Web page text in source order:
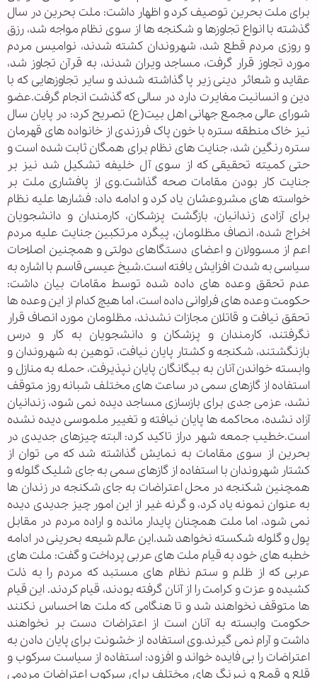
برای ملت بحرین توصیف کرد و اظهار داشت: ملت بحرین در سال
گذشته با انواع تجاوزها و شکنجه ها از سوی نظام مواجه شد، رزق
و روزی مردم قطع شد، شهروندان کشته شدند، نوامیس مردم
مورد تجاوز قرار گرفت، مساجد ویران شدند، به قرآن تجاوز شد،
عقاید و شعائر دینی زیر پا گذاشته شدند و سایر تجاوزهایی که با
دین و انسانیت مغایرت دارد در سالی که گذشت انجام گرفت.عضو
شورای عالی مجمع جهانی اهل بیت(ع) تصریح کرد: در پایان سال
نیز خاک منطقه ستره با خون پاک فرزندی از خانواده های قهرمان
ستره رنگین شد، جنایت های نظام برای همگان ثابت شده است و
حتی کمیته تحقیقی که از سوی آل خلیفه تشکیل شد نیز بر
جنایت کار بودن مقامات صحه گذاشت.وی از پافشاری ملت بر
خواسته های مشروعشان یاد کرد و ادامه داد: فشارها علیه نظام
برای آزادی زندانیان، بازگشت پزشکان، کارمندان و دانشجویان
اخراج شده، انصاف مظلومان، پیگرد مرتکبین جنایت علیه مردم
اعم از مسوولان و اعضای دستگاهای دولتی و همچنین اصلاحات
سیاسی به شدت افزایش یافته است.شیخ عیسی قاسم با اشاره به
عدم تحقق وعده های داده شده توسط مقامات بیان داشت:
حکومت وعده های فراوانی داده است، اما هیچ کدام از این وعده ها
تحقق نیافت و قاتلان مجازات نشدند، مظلومان مورد انصاف قرار
نگرفتند، کارمندان و پزشکان و دانشجویان به کار و درس
بازنگشتند، شکنجه و کشتار پایان نیافت، توهین به شهروندان و
وابسته خواندن آنان به بیگانگان پایان نپذیرفت، حمله به منازل و
استفاده از گازهای سمی در ساعت های مختلف شبانه روز متوقف
نشد، عزمی جدی برای بازسازی مساجد دیده نمی شود، زندانیان
آزاد نشده، محاکمه ها پایان نیافته و تغییر ملموسی دیده نشده
است.خطیب جمعه شهر دراز تاکید کرد: البته چیزهای جدیدی در
بحرین از سوی مقامات به نمایش گذاشته شد که می توان از
کشتار شهروندان با استفاده از گازهای سمی به جای شلیک گلوله و
همچنین شکنجه در محل اعتراضات به جای شکنجه در زندان ها
به عنوان نمونه یاد کرد، و گرنه غیر از این امور چیز جدیدی دیده
نمی شود، اما ملت همچنان پایدار مانده و اراده مردم در مقابل
پول و گلوله شکسته نخواهد شد.این عالم شیعه بحرینی در ادامه
خطبه های خود به قیام ملت های عربی پرداخت و گفت: ملت های
عربی که از ظلم و ستم نظام های مستبد که مردم را به ذلت
کشیده و عزت و کرامت را از آنان گرفته بودند، قیام کردند. این قیام
ها متوقف نخواهند شد و تا هنگامی که ملت ها احساس نکنند
حکومت وابسته به آنان است از اعتراضات دست بر نخواهند
داشت و آرام نمی گیرند.وی استفاده از خشونت برای پایان دادن به
اعتراضات را بی فایده خواند و افزود: استفاده از سیاست سرکوب و
قلع و قمع و نیرنگ های مختلف برای سرکوب اعتراضات مردمی